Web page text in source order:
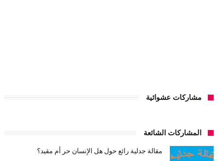
مشاركات عشوائية
المشاركات الشائعة
مقالة جدلية رائع حول هل الإنسان حر أم مقيد؟